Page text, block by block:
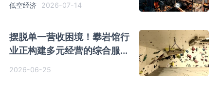
低空经济 2026-07-14
摆脱单一营收困境！攀岩馆‌‌‌行
业正构建多元经营的综合服务
体系
2026-06-25